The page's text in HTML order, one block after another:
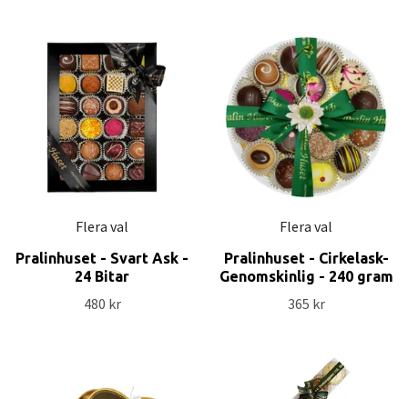
Flera val
Pralinhuset - Svart Ask -
24 Bitar
480 kr
Flera val
Pralinhuset - Cirkelask-
Genomskinlig - 240 gram
365 kr